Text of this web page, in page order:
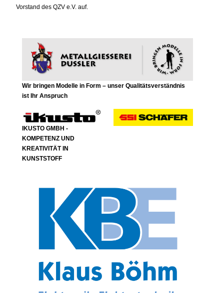
Vorstand des QZV e.V. auf.
Wir bringen Modelle in Form – unser Qualitätsverständnis
ist Ihr Anspruch
IKUSTO GMBH -
KOMPETENZ UND
KREATIVITÄT IN
KUNSTSTOFF